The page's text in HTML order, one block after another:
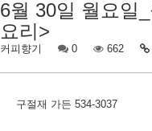
6월 30일 월요일
요리>
커피향기 0 662
구절재 가든 534-3037